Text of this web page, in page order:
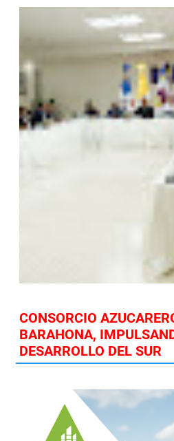
CONSORCIO
BARAHONA,
DESARROLLO DEL SUR